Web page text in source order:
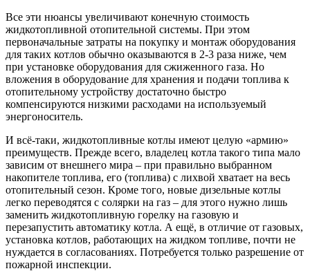
Все эти нюансы увеличивают конечную стоимость
жидкотопливной отопительной системы. При этом
первоначальные затраты на покупку и монтаж оборудования
для таких котлов обычно оказываются в 2-3 раза ниже, чем
при установке оборудования для сжиженного газа. Но
вложения в оборудование для хранения и подачи топлива к
отопительному устройству достаточно быстро
компенсируются низкими расходами на используемый
энергоноситель.
И всё-таки, жидкотопливные котлы имеют целую «армию»
преимуществ. Прежде всего, владелец котла такого типа мало
зависим от внешнего мира – при правильно выбранном
накопителе топлива, его (топлива) с лихвой хватает на весь
отопительный сезон. Кроме того, новые дизельные котлы
легко переводятся с солярки на газ – для этого нужно лишь
заменить жидкотопливную горелку на газовую и
перезапустить автоматику котла. А ещё, в отличие от газовых,
установка котлов, работающих на жидком топливе, почти не
нуждается в согласованиях. Потребуется только разрешение от
пожарной инспекции.